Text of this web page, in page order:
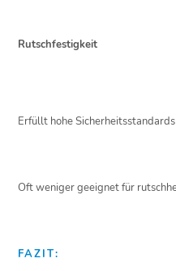
Rutschfestigkeit
Erfüllt hohe
Oft weniger geeignet für
FAZIT: